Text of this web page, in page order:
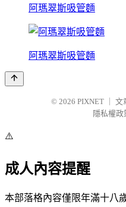
阿瑪翠斯吸管麵
阿瑪翠斯吸管麵
© 2026 PIXNET
文
隱私權政
⚠️
成人內容提醒
本部落格內容僅限年滿十八